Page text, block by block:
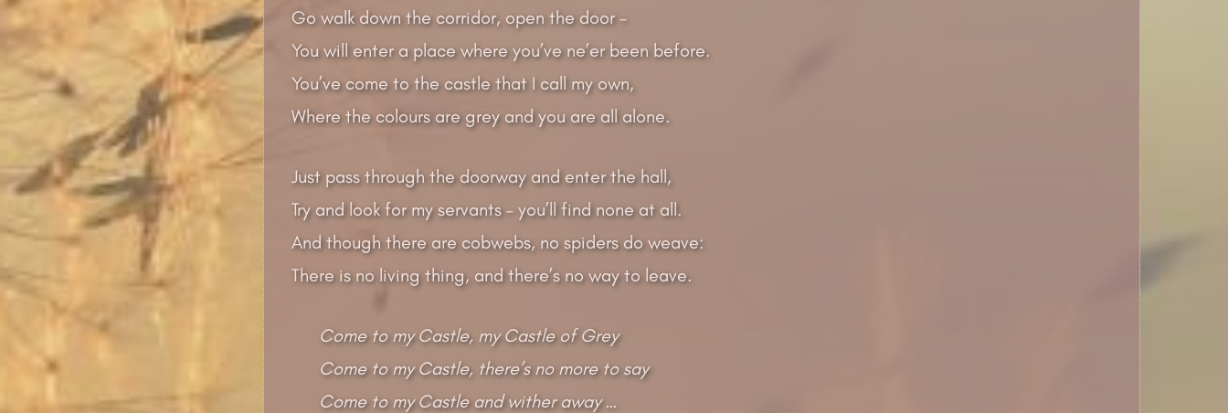
Go walk down the corridor, open the door –
You will enter a place where you’ve ne’er been before.
You’ve come to the castle that I call my own,
Where the colours are grey and you are all alone.
Just pass through the doorway and enter the hall,
Try and look for my servants – you’ll find none at all.
And though there are cobwebs, no spiders do weave:
There is no living thing, and there’s no way to leave.
Come to my Castle, my Castle of Grey
Come to my Castle, there’s no more to say
Come to my Castle and wither away …